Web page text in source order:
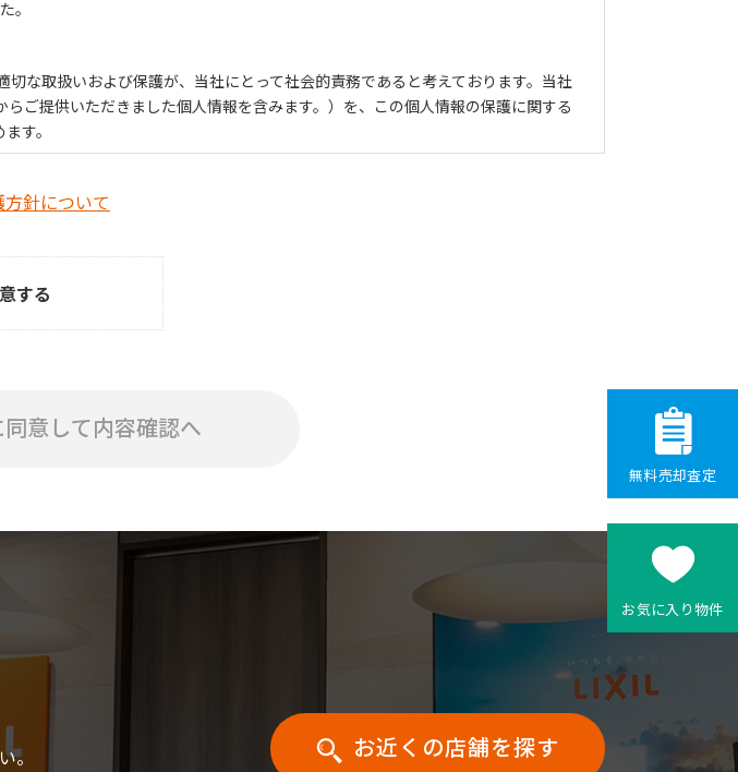
。
な取扱いおよび保護が、当社にとって社会的責務であると考えております。当社
ご提供いただきました個人情報を含みます。）を、この個人情報の保護に関する
す。
のをいいます。
。）第2条第2項）が含まれるもの。
適法かつ適正な手段により取得し、利用いたします。
ビスを提供するため。
提供するため。
針について
する
意して内容確認へ
。
お近くの店舗を探す
無料売却査定
お気に入り物件